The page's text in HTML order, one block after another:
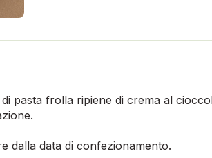
pasta frolla ripiene di crema al
dalla data di confezionamento.